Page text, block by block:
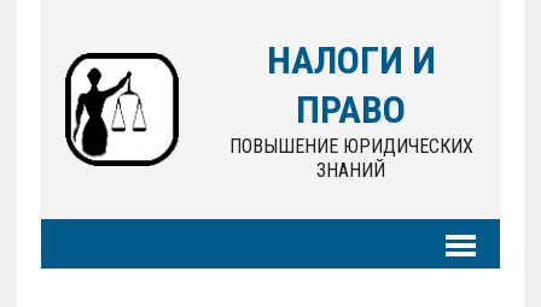
НАЛОГИ И
ПРАВО
ПОВЫШЕНИЕ ЮРИДИЧЕСКИХ
ЗНАНИЙ